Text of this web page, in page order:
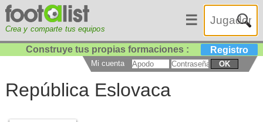
Crea y comparte tus equipos
☰
Construye tus propias formaciones : Registro
Mi cuenta OK
República Eslovaca